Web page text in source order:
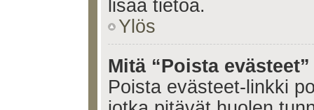
lisää tietoa.
Ylös
Mitä “Poista
Poista evästeet-linkki